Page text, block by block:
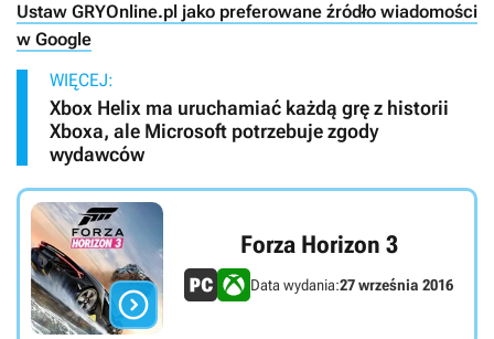
Ustaw GRYOnline.pl jako preferowane źródło wiadomości
w Google
WIĘCEJ:
Xbox Helix ma uruchamiać każdą grę z historii
Xboxa, ale Microsoft potrzebuje zgody
wydawców

Forza Horizon 3
Data wydania:27 września 2016